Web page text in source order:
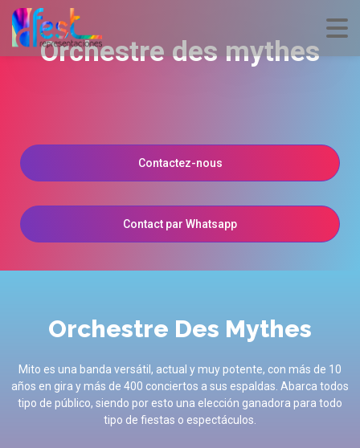
Orchestre des mythes
Contactez-nous
Contact par Whatsapp
Orchestre Des Mythes
Mito es una banda versátil , actual y muy potente, con más de 10
años en gira y más de 400 conciertos a sus espaldas Abarca todos
tipo de público, siendo por esto una elección ganadora para todo
tipo de fiestas o espectáculos